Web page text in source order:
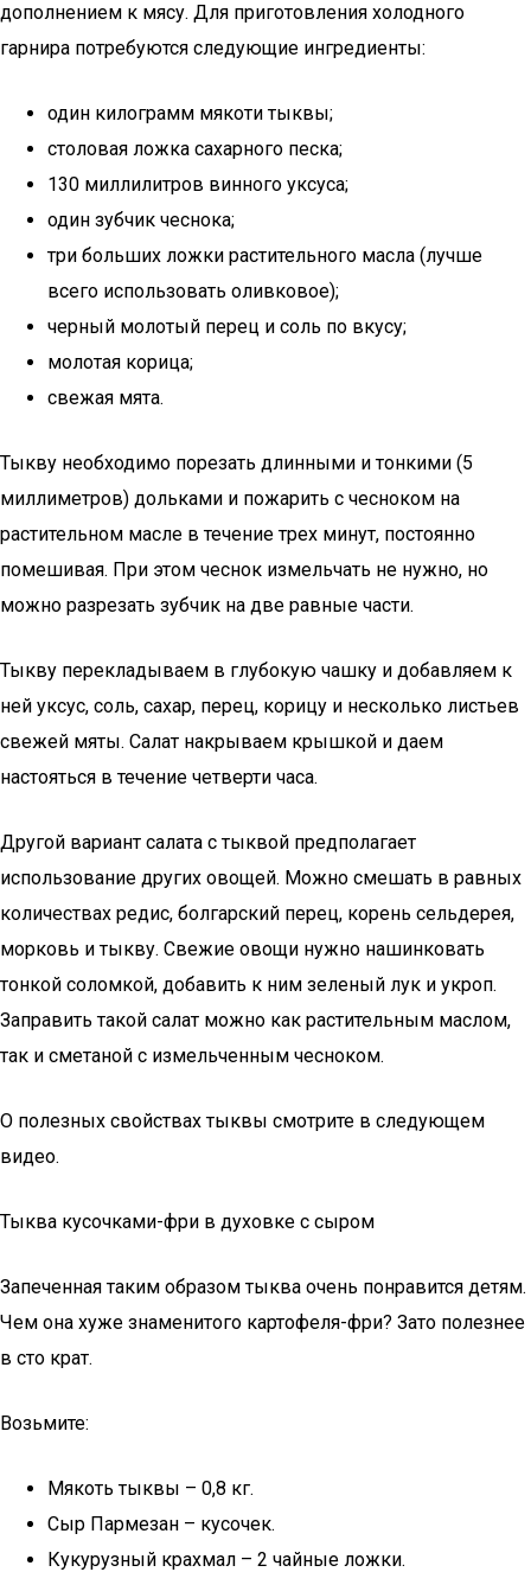
дополнением к мясу. Для приготовления холодного
гарнира потребуются следующие ингредиенты:
один килограмм мякоти тыквы;
столовая ложка сахарного песка;
130 миллилитров винного уксуса;
один зубчик чеснока;
три больших ложки растительного масла (лучше
всего использовать оливковое);
черный молотый перец и соль по вкусу;
молотая корица;
свежая мята.
Тыкву необходимо порезать длинными и тонкими (5
миллиметров) дольками и пожарить с чесноком на
растительном масле в течение трех минут, постоянно
помешивая. При этом чеснок измельчать не нужно, но
можно разрезать зубчик на две равные части.
Тыкву перекладываем в глубокую чашку и добавляем к
ней уксус, соль, сахар, перец, корицу и несколько листьев
свежей мяты. Салат накрываем крышкой и даем
настояться в течение четверти часа.
Другой вариант салата с тыквой предполагает
использование других овощей. Можно смешать в равных
количествах редис, болгарский перец, корень сельдерея,
морковь и тыкву. Свежие овощи нужно нашинковать
тонкой соломкой, добавить к ним зеленый лук и укроп.
Заправить такой салат можно как растительным маслом,
так и сметаной с измельченным чесноком.
О полезных свойствах тыквы смотрите в следующем
видео.
Тыква кусочками-фри в духовке с сыром
Запеченная таким образом тыква очень понравится детям.
Чем она хуже знаменитого картофеля-фри? Зато полезнее
в сто крат.
Возьмите:
Мякоть тыквы – 0,8 кг.
Сыр Пармезан – кусочек.
Кукурузный крахмал – 2 чайные ложки.